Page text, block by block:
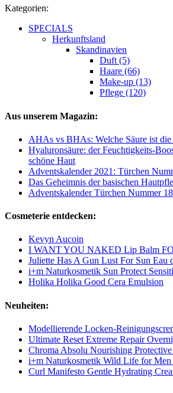
Kategorien:
SPECIALS
Herkunftsland
Skandinavien
Duft (5)
Haare (66)
Make-up (13)
Pflege (120)
Aus unserem Magazin:
AHAs vs BHAs: Welche Säure ist
Hyaluronsäure: der Feuchtigkeits-
schöne Haut
Adventskalender 2021: Türchen
Das Geheimnis der basischen
Adventskalender Türchen Nummer 18
Cosmeterie entdecken:
Kevyn Aucoin
I WANT YOU NAKED Lip Balm
Juliette Has A Gun Lust For Sun Eau
i+m Naturkosmetik Sun Protect
Holika Holika Good Cera Emulsion
Neuheiten:
Modellierende Locken-
Ultimate Reset Extreme Repair
Chroma Absolu Nourishing
i+m Naturkosmetik Wild Life for Men
Curl Manifesto Gentle Hydrating